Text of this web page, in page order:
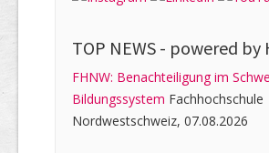
TOP NEWS - powered by
FHNW: Benachteiligung im
Bildungssystem Fachhochschule
Nordwestschweiz, 07.08.2026